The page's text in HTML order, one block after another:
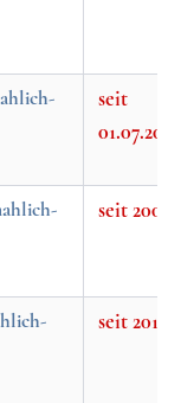
seit
01.07.2025
seit 2008
seit 2018